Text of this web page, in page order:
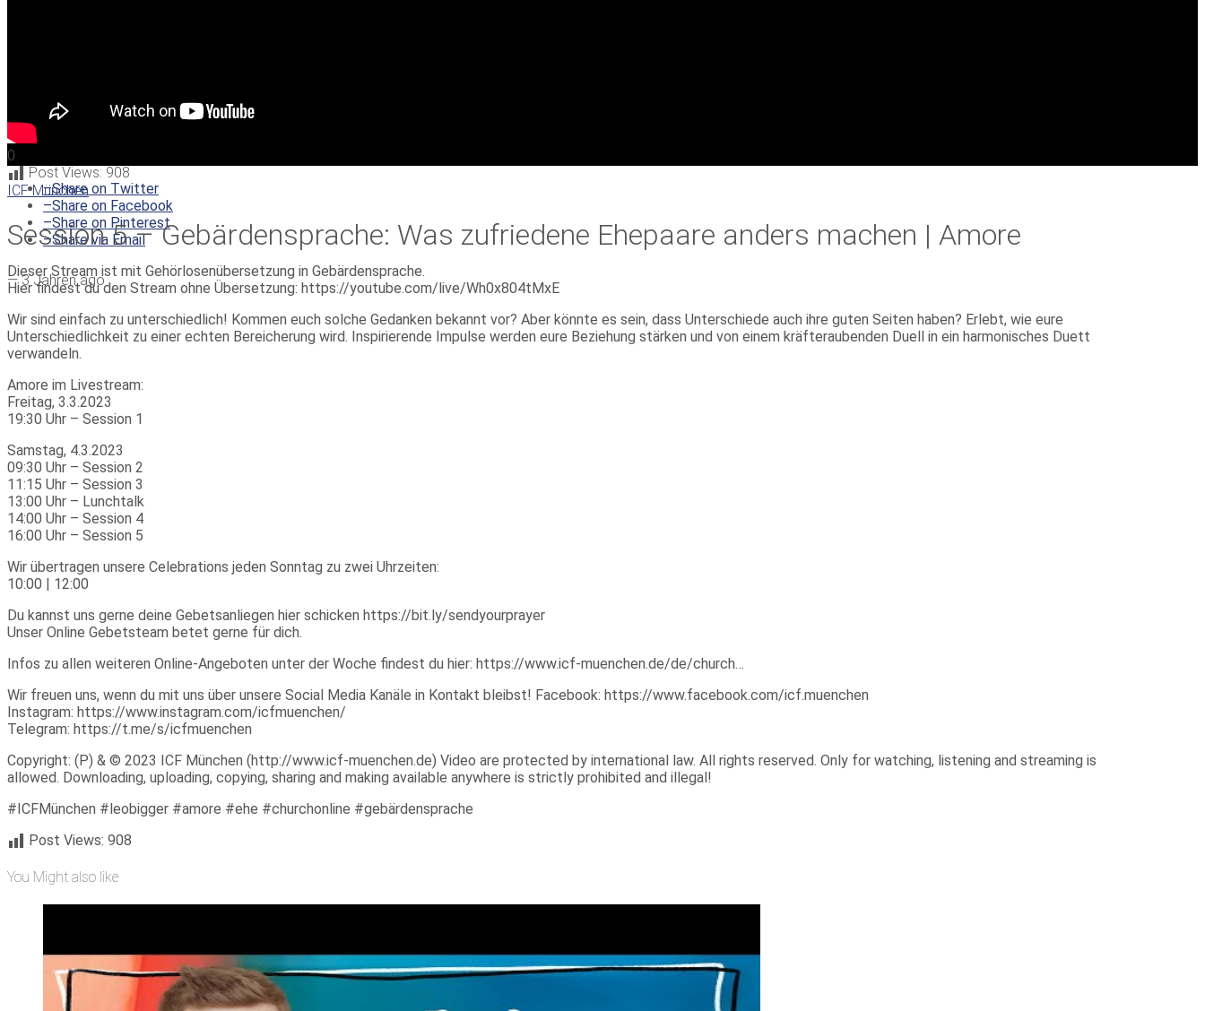
0
Post Views: 908
ICF München
Session 5 – Gebärdensprache: Was zufriedene Ehepaare anders machen | Amore
— 3 Jahren ago
–Share on Twitter
–Share on Facebook
–Share on Pinterest
–Share via Email
Dieser Stream ist mit Gehörlosenübersetzung in Gebärdensprache.
Hier findest du den Stream ohne Übersetzung: https://youtube.com/live/Wh0x804tMxE
Wir sind einfach zu unterschiedlich! Kommen euch solche Gedanken bekannt vor? Aber könnte es sein, dass Unterschiede auch ihre guten Seiten haben? Erlebt, wie eure
Unterschiedlichkeit zu einer echten Bereicherung wird. Inspirierende Impulse werden eure Beziehung stärken und von einem kräfteraubenden Duell in ein harmonisches Duett
verwandeln.
Amore im Livestream:
Freitag, 3.3.2023
19:30 Uhr – Session 1
Samstag, 4.3.2023
09:30 Uhr – Session 2
11:15 Uhr – Session 3
13:00 Uhr – Lunchtalk
14:00 Uhr – Session 4
16:00 Uhr – Session 5
Wir übertragen unsere Celebrations jeden Sonntag zu zwei Uhrzeiten:
10:00 | 12:00
Du kannst uns gerne deine Gebetsanliegen hier schicken https://bit.ly/sendyourprayer
Unser Online Gebetsteam betet gerne für dich.
Infos zu allen weiteren Online-Angeboten unter der Woche findest du hier: https://www.icf-muenchen.de/de/church…
Wir freuen uns, wenn du mit uns über unsere Social Media Kanäle in Kontakt bleibst! Facebook: https://www.facebook.com/icf.muenchen
Instagram: https://www.instagram.com/icfmuenchen/
Telegram: https://t.me/s/icfmuenchen
Copyright: (P) & © 2023 ICF München (http://www.icf-muenchen.de) Video are protected by international law. All rights reserved. Only for watching, listening and streaming is
allowed. Downloading, uploading, copying, sharing and making available anywhere is strictly prohibited and illegal!
#ICFMünchen #leobigger #amore #ehe #churchonline #gebärdensprache
Post Views: 908
You Might also like